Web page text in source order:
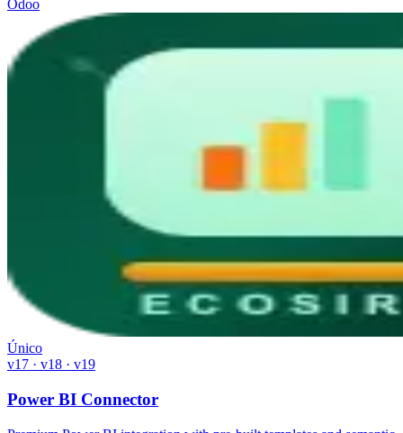
Odoo
Único
v17 · v18 · v19
Power BI Connector